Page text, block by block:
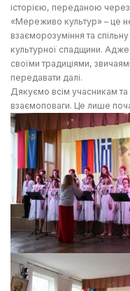
історією, переданою через
«Мереживо культур» – це
взаєморозуміння та
культурної спадщини. Адже
своїми традиціями,
передавати далі.
Дякуємо всім учасникам та
взаємоповаги. Це лише